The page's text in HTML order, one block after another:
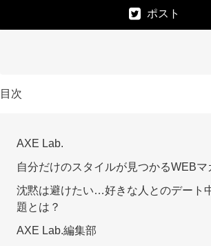
ポスト
目次
AXE Lab.
自分だけのスタイルが見つかるWEBマ
沈黙は避けたい…好きな人とのデート
題とは？
AXE Lab.編集部